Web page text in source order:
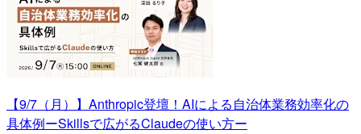
【9/7（月）】Anthropic登壇！AIによる自治体業務効率化の
具体例ーSkillsで広がるClaudeの使い方ー